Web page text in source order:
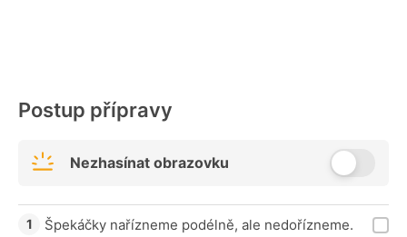
Postup přípravy
Nezhasínat obrazovku
Špekáčky nařízneme podélně, ale nedořízneme.